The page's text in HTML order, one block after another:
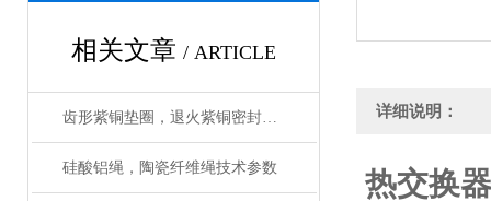
相关文章 / ARTICLE
齿形紫铜垫圈，退火紫铜密封垫阀门
硅酸铝绳，陶瓷纤维绳技术参数
详细说明：
热交换